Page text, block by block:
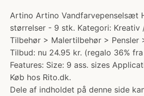
Artino Artino Vandfarvepenselsæt
størrelser - 9 stk. Kategori: Kreativ
Tilbehør > Malertilbehør > Pensler
Tilbud: nu 24.95 kr. (regalo 36%
Features: Size: 9 ass. sizes
Køb hos Rito.dk.
Dele af indholdet på denne side